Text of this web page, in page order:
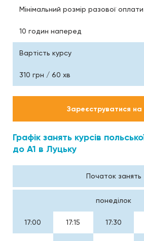
Мінімальний розмір разової оплати
10 годин наперед
Вартість курсу
310 грн / 60 хв
Зареєструватися на
Графік занять курсів
до А1 в Луцьку
Початок занять
понеділок
17:00 17:15 17:30